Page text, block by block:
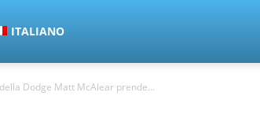
ITALIANO
Dodge Matt McAlear prende...